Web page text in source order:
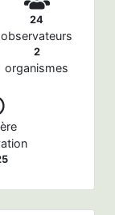
24
observateurs
2
organismes